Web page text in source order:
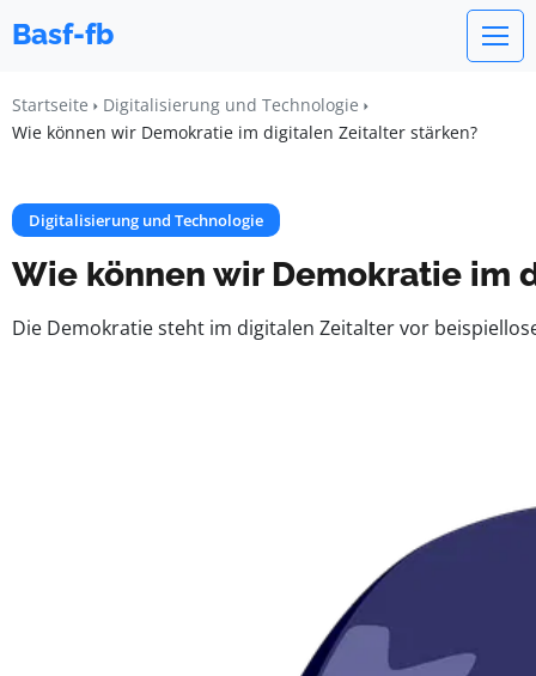
Basf-fb
Startseite
Digitalisierung und Technologie
Wie können wir Demokratie im digitalen Zeitalter stärken?
Digitalisierung und Technologie
Wie können wir Demokratie im
Die Demokratie steht im digitalen Zeitalter vor